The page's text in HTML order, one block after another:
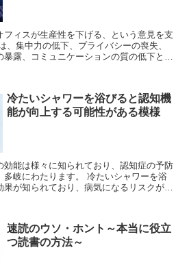
ィスが生産性を下げる、という意見を支
、集中力の低下、プライバシーの喪失、
露、コミュニケーションの質の低下と多
冷たいシャワーを浴びると認知機
能が向上する可能性がある模様
効能は様々に知られており、認知症の予防
多岐にわたります。 冷たいシャワーを浴
が知られており、病気になるリスクが減
速読のウソ・ホント～本当に役立
つ読書の方法～